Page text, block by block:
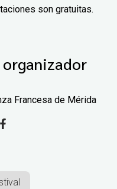
son gratuitas.
organizador
Francesa de Mérida